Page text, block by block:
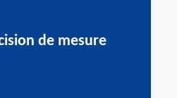
de mesure